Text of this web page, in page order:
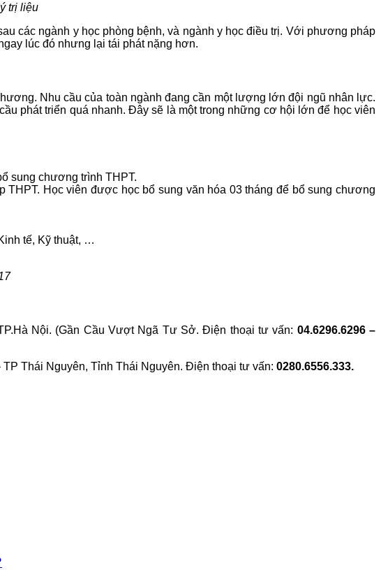
trị liệu
các ngành y học phòng bệnh, và ngành y học điều trị. Với phương pháp
lúc đó nhưng lại tái phát nặng hơn.
Nhu cầu của toàn ngành đang cần một lượng lớn đội ngũ nhân lực.
phát triển quá nhanh. Đây sẽ là một trong những cơ hội lớn để học viên
sung chương trình THPT.
Học viên được học bổ sung văn hóa 03 tháng để bổ sung chương
tế, Kỹ thuật, …
Nội. (Gần Cầu Vượt Ngã Tư Sở. Điện thoại tư vấn: 04.6296.6296 –
Thái Nguyên, Tỉnh Thái Nguyên. Điện thoại tư vấn: 0280.6556.333.